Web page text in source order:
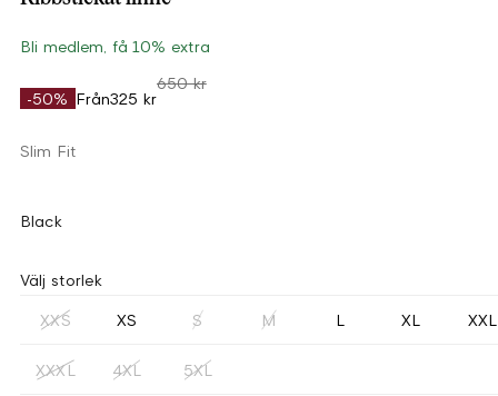
Bli medlem, få 10% extra
-50% Från325 kr
650 kr
Slim Fit
Black
Välj storlek
XXS XS S M L XL XXL
XXXL 4XL 5XL